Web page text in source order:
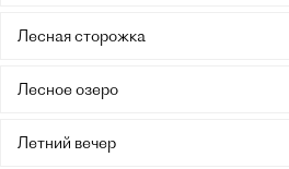
Лесная сторожка
Лесное озеро
Летний вечер